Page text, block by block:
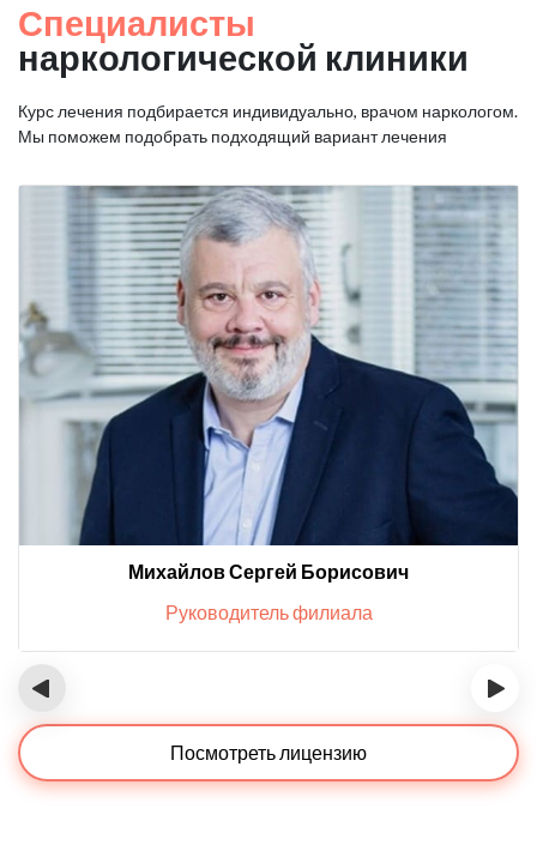
Специалисты
наркологической клиники
Курс лечения подбирается индивидуально, врачом наркологом.
Мы поможем подобрать подходящий вариант лечения
Михайлов Сергей Борисович
Руководитель филиала
‹ ›
Посмотреть лицензию